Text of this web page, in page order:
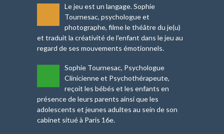
Le jeu est un langage. Sophie
Tournesac, psychologue et
photographe, filme le théâtre du je(u)
et traduit la créativité de l'enfant dans le jeu au
regard de ses mouvements émotionnels.
Sophie Tournesac, Psychologue
Clinicienne et Psychothérapeute,
reçoit les bébés et les enfants en
présence de leurs parents ainsi que les
adolescents et jeunes adultes au sein de son
cabinet situé à Paris 16e.